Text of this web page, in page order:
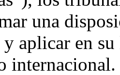
una
aplicar en
internacional.